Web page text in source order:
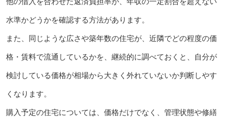
水準かどうかを確認する方法があります。
また、同じような広さや築年数の住宅が、近隣でどの程度の価
格・賃料で流通しているかを、継続的に調べておくと、自分が
検討している価格が相場から大きく外れていないか判断しやす
くなります。
購入予定の住宅については、価格だけでなく、管理状態や修繕